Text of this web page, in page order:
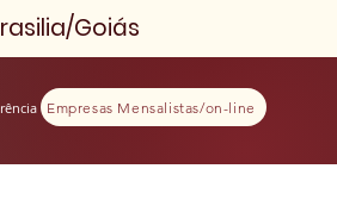
Empresas Mensalistas/on-line
Goiás